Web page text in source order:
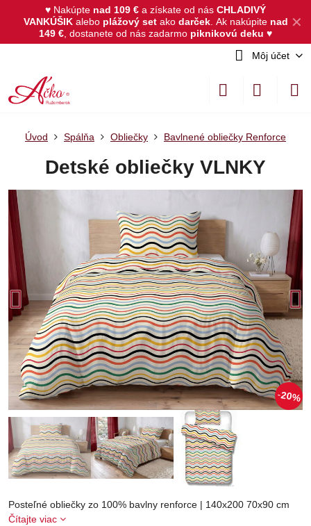
✕
♥ Nakúpte nad 109 € a získate od nás CHLADIVÝ
VANKÚŠIKalebo plážový set akodarček. Ak nakúpite nad
149 € , dostanete od nás zadarmo piknikovú deku ♥
Môj účet
20%
Úvod Spálňa Obliečky Bavlnené obliečky Renforce
Detské obliečky VLNKY
Posteľné obliečky zo 100% bavlny renforce | 140x200 70x90 cm
Čítajte viac